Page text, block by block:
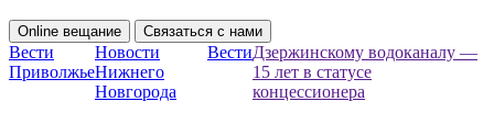
Online вещание Связаться с нами
Вести
Приволжье
Новости
Нижнего
Новгорода
ВестиДзержинскому водоканалу —
15 лет в статусе
концессионера